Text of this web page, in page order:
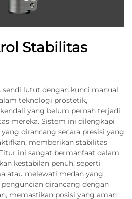
Stabilitas
lutut dengan kunci manual
teknologi prostetik,
yang belum pernah terjadi
mereka. Sistem ini dilengkapi
dirancang secara presisi yang
memberikan stabilitas
ini sangat bermanfaat dalam
kestabilan penuh, seperti
atau melewati medan yang
dirancang dengan
memastikan posisi yang aman